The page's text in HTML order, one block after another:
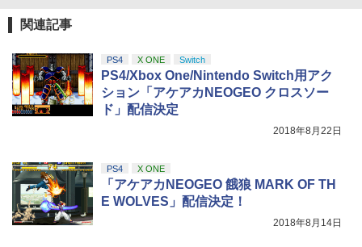
4
￥9,000
ニンテンドープリペイド番号 5000円|オ
￥10,737
【純正品】DualSense ワイヤレスコン
￥10,737
4
￥5,000
【純正品】Xbox ワイヤレス コントロー
￥7,681
4
￥8,589
劇場版「鬼滅の刃」無限城編 第一章 猗
￥7,828
関連記事
PS4 X ONE Switch
PS4/Xbox One/Nintendo Switch用アク
ション「アケアカNEOGEO クロスソー
ド」配信決定
2018年8月22日
PS4 X ONE
「アケアカNEOGEO 餓狼 MARK OF TH
E WOLVES」配信決定！
2018年8月14日